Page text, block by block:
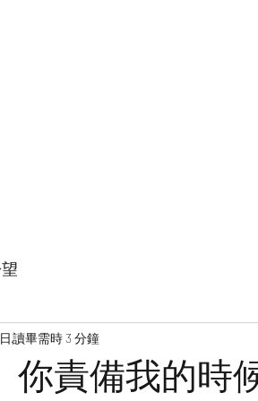
你責備我的時
讀畢需時 3 分鐘